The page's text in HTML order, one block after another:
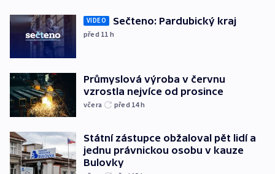
VIDEO Sečteno: Pardubický kraj
před 11 h
Průmyslová výroba v červnu
vzrostla nejvíce od prosince
včera před 14h
Státní zástupce obžaloval pět lidí a
jednu právnickou osobu v kauze
Bulovky